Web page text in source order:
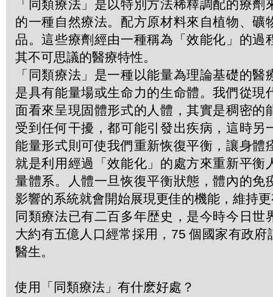
「同類療法」是以特別方法稀釋調配的療劑
的一種自然療法。配方原材料來自植物、礦
品。這些療劑經由一種稱為「效能化」的過
其不可思議的醫療特性。
「同類療法」是一種以能量為理論基礎的醫
是具有能量場或生命力的生命體。我們從現
面看來呈現固體形式的人體，其實是稠密的
受到任何干擾，都可能引發出疾病，這時另
能量形式則可使我們重新恢復平衡，讓身體
就是利用經過「效能化」的處方來重新平衡
量體系。人體一旦恢復平衡狀態，體內的免
影響的系統就會開始展現更佳的機能，維持
同類療法已有二百多年歴史，是今時今日世
大約有五億人口經常採用，75 個國家有政府
醫生。
使用「同類療法」有什麽好處？